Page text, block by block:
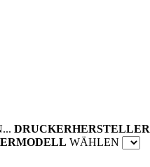
DRUCKERHERSTELLER
WÄHLEN